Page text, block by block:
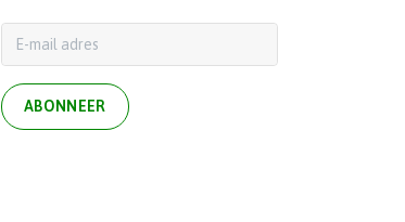
ABONNEER